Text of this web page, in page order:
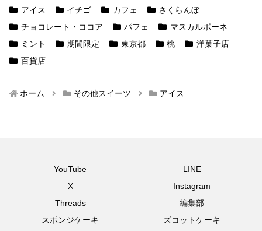
アイス イチゴ カフェ
さくらんぼ
チョコレート・ココア
パフェ
マスカルポーネ
ミント
期間限定 東京都 桃
洋菓子店
百貨店
ホーム その他スイーツ アイス
YouTube
LINE
X
Instagram
Threads
編集部
スポンジケーキ
ズコットケーキ